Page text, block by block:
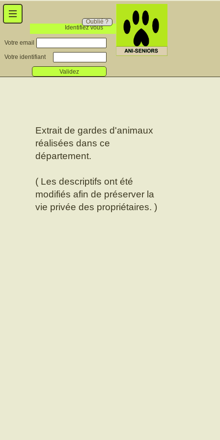
Identifiez vous
Oublié ?
Votre email
Votre identifiant
Validez
Extrait de gardes d'animaux
réalisées dans ce
département.
( Les descriptifs ont été
modifiés afin de préserver la
vie privée des propriétaires. )